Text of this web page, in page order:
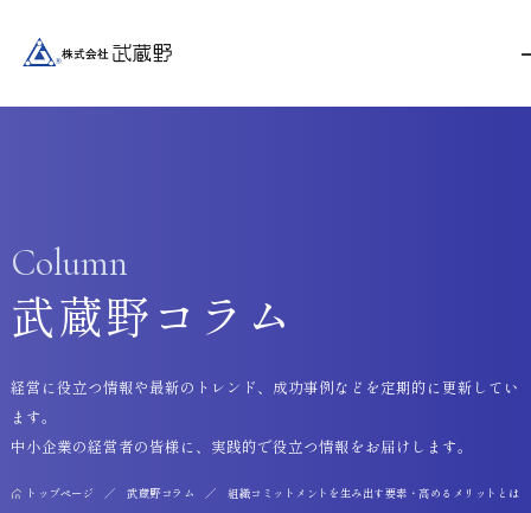
Column
武蔵野コラム
トップページ 武蔵野コラム 組織コミットメントを生み出す要素・高めるメリットとは
経営に役立つ情報や最新のトレンド、成功事例などを定期的に更新してい
ます。
中小企業の経営者の皆様に、実践的で役立つ情報をお届けします。